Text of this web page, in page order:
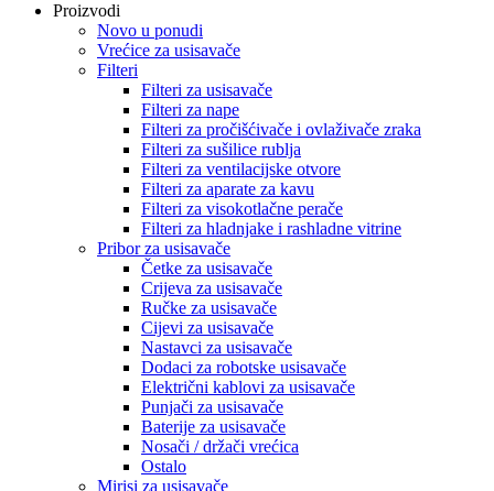
Proizvodi
Novo u ponudi
Vrećice za usisavače
Filteri
Filteri za usisavače
Filteri za nape
Filteri za pročišćivače i ovlaživače zraka
Filteri za sušilice rublja
Filteri za ventilacijske otvore
Filteri za aparate za kavu
Filteri za visokotlačne perače
Filteri za hladnjake i rashladne vitrine
Pribor za usisavače
Četke za usisavače
Crijeva za usisavače
Ručke za usisavače
Cijevi za usisavače
Nastavci za usisavače
Dodaci za robotske usisavače
Električni kablovi za usisavače
Punjači za usisavače
Baterije za usisavače
Nosači / držači vrećica
Ostalo
Mirisi za usisavače